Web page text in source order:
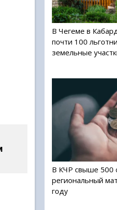
В Чегеме в
почти 100
земельные
В КЧР свыше 500
региональный
году